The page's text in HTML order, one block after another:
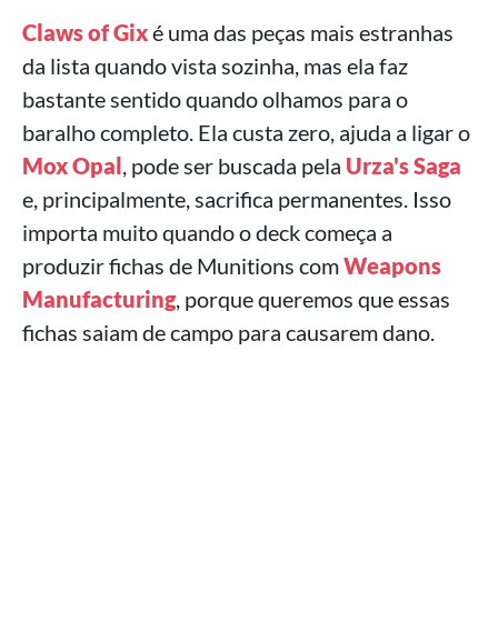
Claws of Gixé uma das peças mais estranhas
da lista quando vista sozinha, mas ela faz
bastante sentido quando olhamos para o
baralho completo. Ela custa zero, ajuda a ligar o
Mox Opal, pode ser buscada pela Urza's Saga
e, principalmente, sacrifica permanentes. Isso
importa muito quando o deck começa a
produzir fichas de Munitions comWeapons
Manufacturing, porque queremos que essas
fichas saiam de campo para causarem dano.